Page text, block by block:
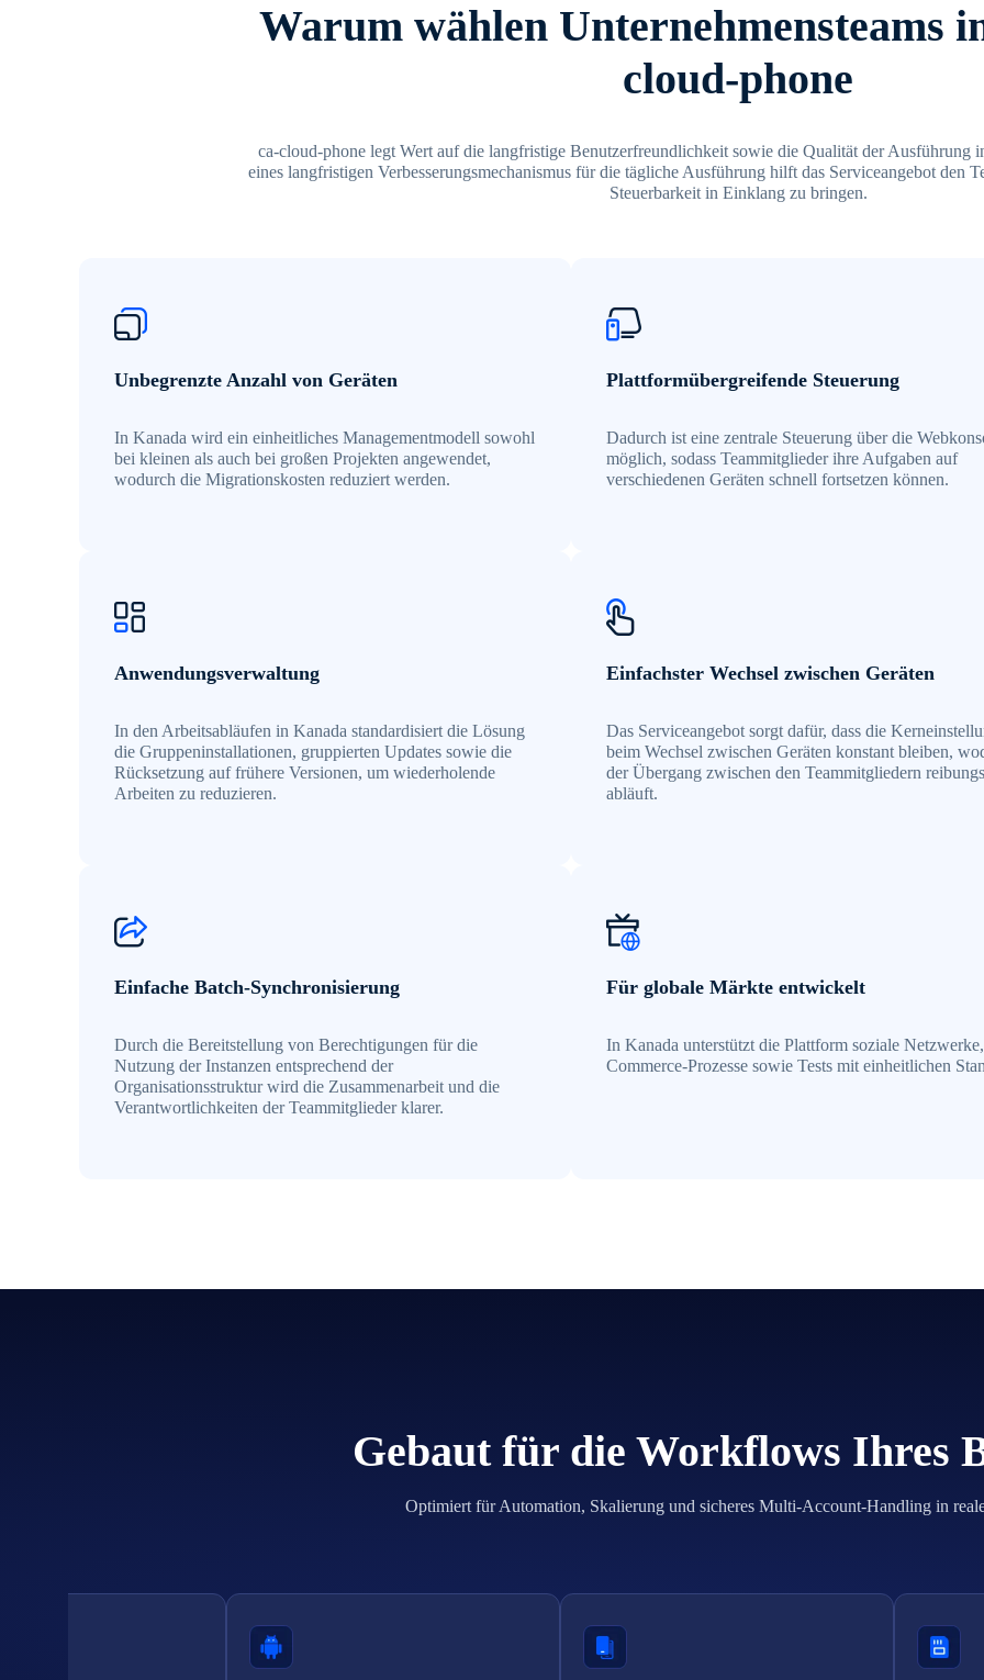
Warum wählen Unternehmensteams
cloud-phone
ca-cloud-phone legt Wert auf die langfristige Benutzerfreundlichkeit sowie die Qualität der Ausführung
eines langfristigen Verbesserungsmechanismus für die tägliche Ausführung hilft das Serviceangebot den
Steuerbarkeit in Einklang zu bringen.
Unbegrenzte Anzahl von Geräten
In Kanada wird ein einheitliches Managementmodell sowohl
bei kleinen als auch bei großen Projekten angewendet,
wodurch die Migrationskosten reduziert werden.
Plattformübergreifende Steuerung
Dadurch ist eine zentrale Steuerung über die
möglich, sodass Teammitglieder ihre Aufgaben auf
verschiedenen Geräten schnell fortsetzen können.
Anwendungsverwaltung
In den Arbeitsabläufen in Kanada standardisiert die Lösung
die Gruppeninstallationen, gruppierten Updates sowie die
Rücksetzung auf frühere Versionen, um wiederholende
Arbeiten zu reduzieren.
Einfachster Wechsel zwischen Geräten
Das Serviceangebot sorgt dafür, dass die
beim Wechsel zwischen Geräten konstant bleiben,
der Übergang zwischen den Teammitgliedern
abläuft.
Einfache Batch-Synchronisierung
Durch die Bereitstellung von Berechtigungen für die
Nutzung der Instanzen entsprechend der
Organisationsstruktur wird die Zusammenarbeit und die
Verantwortlichkeiten der Teammitglieder klarer.
Für globale Märkte entwickelt
In Kanada unterstützt die Plattform soziale
Commerce-Prozesse sowie Tests mit einheitlichen
Gebaut für die Workflows Ihres
Optimiert für Automation, Skalierung und sicheres Multi-Account-Handling in